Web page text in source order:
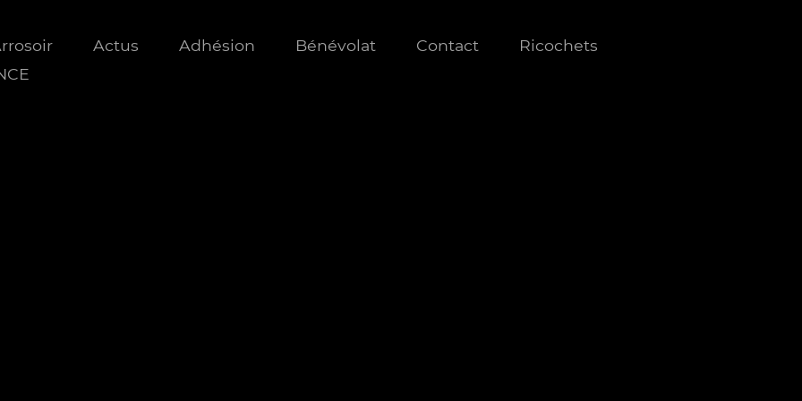
Actus Adhésion Bénévolat Contact
Ricochets